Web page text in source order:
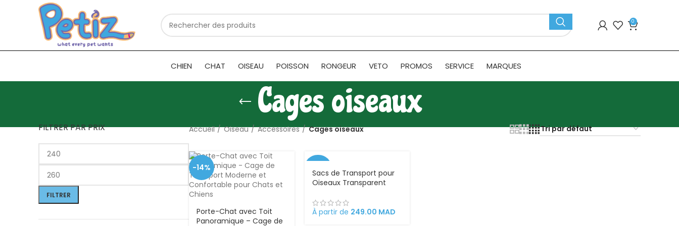
0
CHIEN CHAT OISEAU POISSON RONGEUR VETO PROMOS SERVICE MARQUES
Cages oiseaux
FILTRER PAR PRIX
FILTRER
Accueil Oiseau Accessoires Cages oiseaux
-14%
Porte-Chat avec Toit
Panoramique – Cage de
Sacs de Transport pour
Oiseaux Transparent
À partir de 249.00 MAD